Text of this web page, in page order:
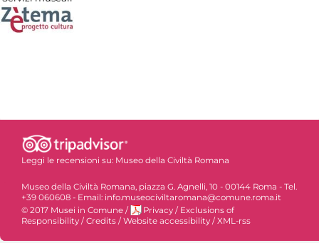
Leggi le recensioni su: Museo della Civiltà Romana
Museo della Civiltà Romana, piazza G. Agnelli, 10 - 00144 Roma - Tel.
+39 060608 - Email: info.museociviltaromana@comune.roma.it
© 2017 Musei in Comune / Privacy / Exclusions of
Responsibility / Credits / Website accessibility / XML-rss